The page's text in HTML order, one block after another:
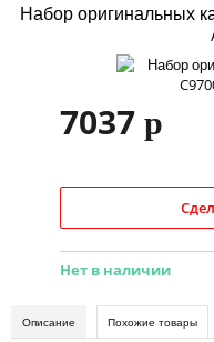
Canon
IBM
Kodak
Набор оригинальных
7037 p
Нет в наличии
Описание Похожие товары